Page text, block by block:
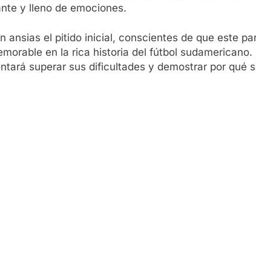
y lleno de emociones.
ansias el pitido inicial, conscientes de que este
en la rica historia del fútbol
superar sus dificultades y demostrar por qué